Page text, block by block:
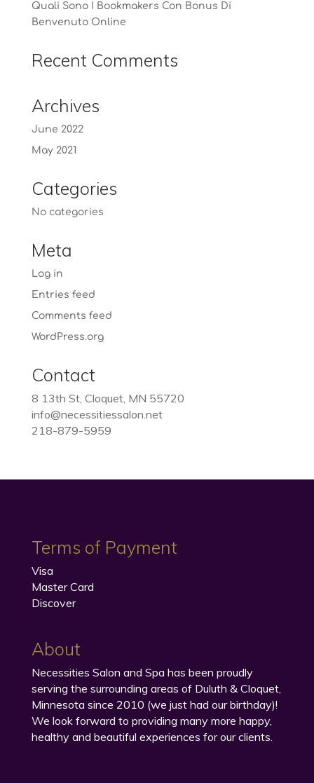
Quali Sono I Bookmakers Con Bonus Di
Benvenuto Online
Recent Comments
Archives
June 2022
May 2021
Categories
No categories
Meta
Log in
Entries feed
Comments feed
WordPress.org
Contact
8 13th St, Cloquet, MN 55720
info@necessitiessalon.net
218-879-5959
Terms of Payment
Visa
Master Card
Discover
About
Necessities Salon and Spa has been proudly
serving the surrounding areas of Duluth & Cloquet,
Minnesota since 2010 (we just had our birthday)!
We look forward to providing many more happy,
healthy and beautiful experiences for our clients.